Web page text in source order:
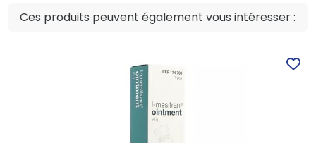
Ces produits peuvent également vous intéresser :